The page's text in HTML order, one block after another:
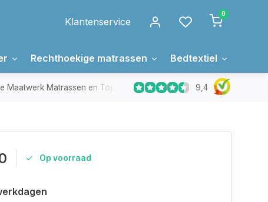
Klantenservice
0
Rechthoekige matrassen Bedtextiel
Maatwerk Matrassen en Toppers In Nederland gemaakt
9,4
Op voorraad